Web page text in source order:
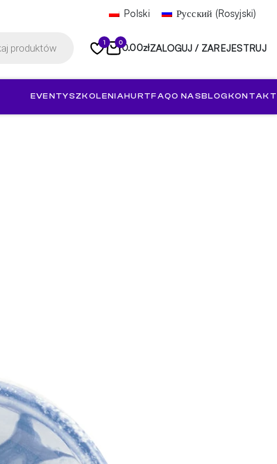
Polski Русский (Rosyjski)
1 00.00złZALOGUJ / ZAREJESTRUJ
EVENTYSZKOLENIAHURTFAQO NASBLOGKONTAKT